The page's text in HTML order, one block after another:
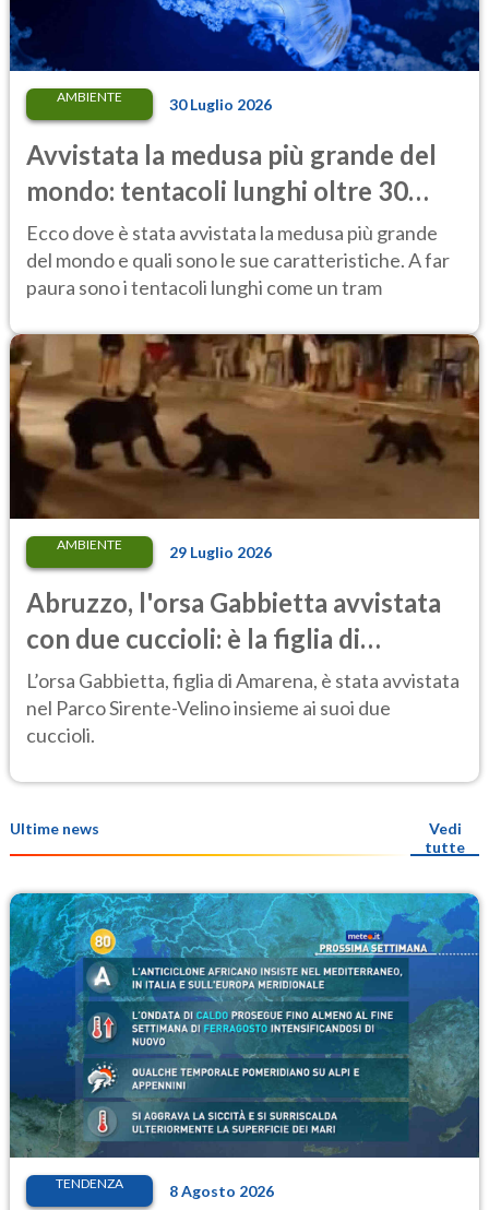
AMBIENTE 30 Luglio 2026
Avvistata la medusa più grande del
mondo: tentacoli lunghi oltre 30
metri, più di un tram cittadino
Ecco dove è stata avvistata la medusa più grande
del mondo e quali sono le sue caratteristiche. A far
paura sono i tentacoli lunghi come un tram
AMBIENTE 29 Luglio 2026
Abruzzo, l'orsa Gabbietta avvistata
con due cuccioli: è la figlia di
Amarena
L’orsa Gabbietta, figlia di Amarena, è stata avvistata
nel Parco Sirente-Velino insieme ai suoi due
cuccioli.
Ultime news
Vedi
tutte
TENDENZA 8 Agosto 2026